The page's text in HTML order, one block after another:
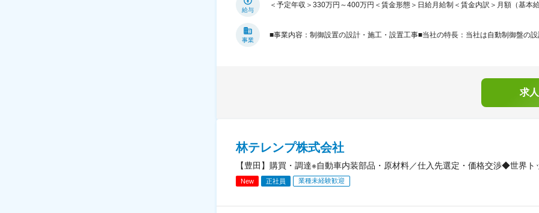
給与
＜予定年収＞330万円～400万円＜賃金形態＞日給月給制＜賃金内訳＞月額（基本
事業
■事業内容：制御設置の設計・施工・設置工事■当社の特長：当社は自動制御盤の
求
林テレンプ株式会社
【豊田】購買・調達※自動車内装部品・原材料／仕入先選定・価格交渉◆世界
New 正社員 業種未経験歓迎